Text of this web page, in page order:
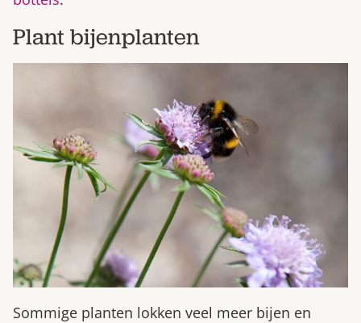
Plant bijenplanten
Sommige planten lokken veel meer bijen en